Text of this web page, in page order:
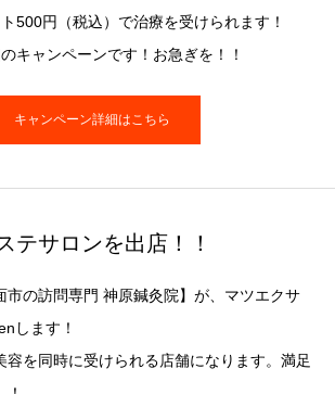
500円（税込）で治療を受けられます！
キャンペーンです！お急ぎを！！
キャンペーン詳細はこちら
テサロンを出店！！
市の訪問専門 神原鍼灸院】が、マツエクサ
します！
容を同時に受けられる店舗になります。満足